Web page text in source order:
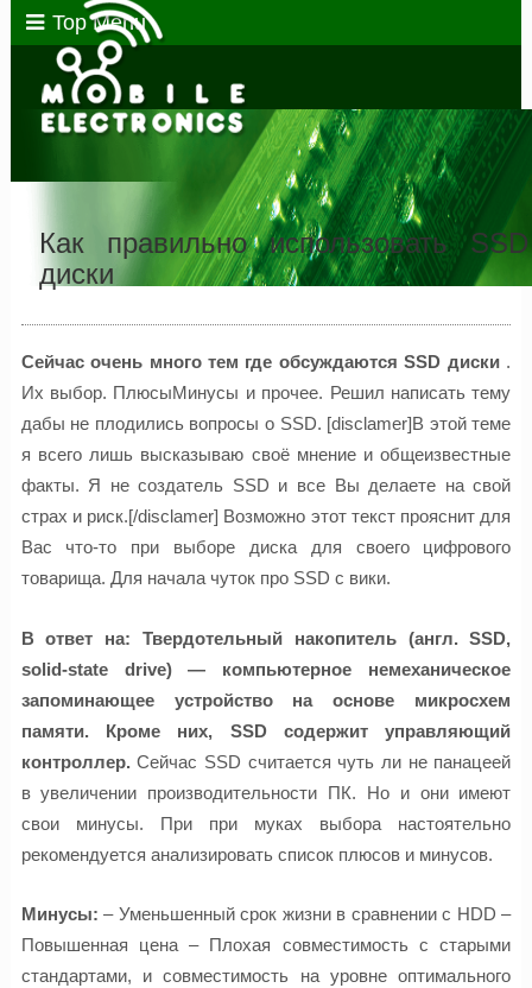
Top Menu
Как правильно использовать SSD
диски
Сейчас очень много тем где обсуждаются SSD диски .
Их выбор. ПлюсыМинусы и прочее. Решил написать тему
дабы не плодились вопросы о SSD. [disclamer]В этой теме
я всего лишь высказываю своё мнение и общеизвестные
факты. Я не создатель SSD и все Вы делаете на свой
страх и риск.[/disclamer] Возможно этот текст прояснит для
Вас что-то при выборе диска для своего цифрового
товарища. Для начала чуток про SSD с вики.
В ответ на: Твердотельный накопитель (англ. SSD,
solid-state drive) — компьютерное немеханическое
запоминающее устройство на основе микросхем
памяти. Кроме них, SSD содержит управляющий
контроллер.Сейчас SSD считается чуть ли не панацеей
в увеличении производительности ПК. Но и они имеют
свои минусы. При при муках выбора настоятельно
рекомендуется анализировать список плюсов и минусов.
Минусы: – Уменьшенный срок жизни в сравнении с HDD –
Повышенная цена – Плохая совместимость с старыми
стандартами, и совместимость на уровне оптимального